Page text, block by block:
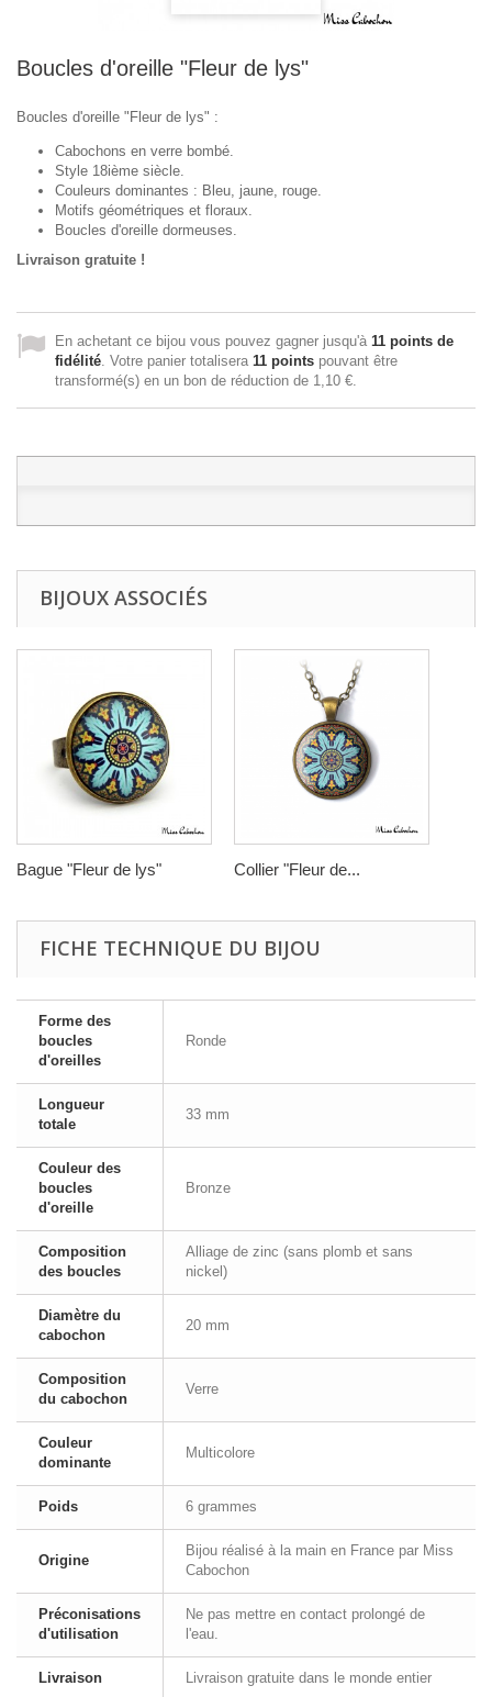
Boucles d'oreille "Fleur de lys"
Boucles d'oreille "Fleur de lys" :
Cabochons en verre bombé.
Style 18ième siècle.
Couleurs dominantes : Bleu, jaune, rouge.
Motifs géométriques et floraux.
Boucles d'oreille dormeuses.
Livraison gratuite !
En achetant ce bijou vous pouvez gagner jusqu'à 11 points de
fidélité. Votre panier totalisera 11 points pouvant être
transformé(s) en un bon de réduction de 1,10 €.
BIJOUX ASSOCIÉS
Bague "Fleur de lys" Collier "Fleur de...
FICHE TECHNIQUE DU BIJOU
Forme des
boucles
d'oreilles
Ronde
Longueur
totale
33 mm
Couleur des
boucles
d'oreille
Bronze
Composition
des boucles
Alliage de zinc (sans plomb et sans
nickel)
Diamètre du
cabochon
20 mm
Composition
du cabochon
Verre
Couleur
dominante
Multicolore
Poids 6 grammes
Origine
Bijou réalisé à la main en France par Miss
Cabochon
Préconisations
d'utilisation
Ne pas mettre en contact prolongé de
l'eau.
Livraison Livraison gratuite dans le monde entier